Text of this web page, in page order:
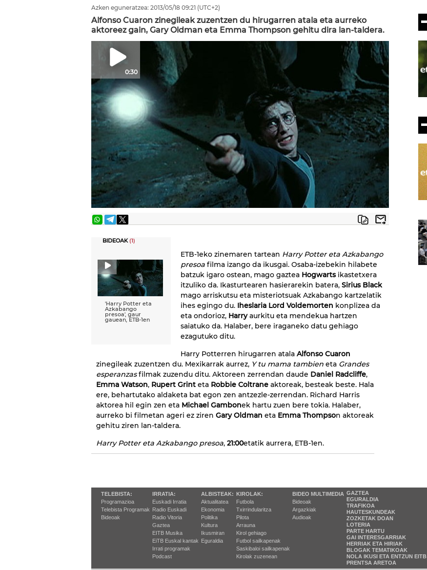
Azken eguneratzea: 2013/05/18 09:21 (UTC+2)
Alfonso Cuaron zinegileak zuzentzen du hirugarren atala eta aurreko
aktoreez gain, Gary Oldman eta Emma Thompson gehitu dira lan-taldera.
0:30
BIDEOAK(1)
'Harry Potter eta
Azkabango
presoa', gaur
gauean, ETB-1en
ETB-1eko zinemaren tartean Harry Potter eta Azkabango
presoa filma izango da ikusgai. Osaba-izebekin hilabete
batzuk igaro ostean, mago gaztea Hogwartsikastetxera
itzuliko da. Ikasturtearen hasierarekin batera, Sirius Black
mago arriskutsu eta misteriotsuak Azkabango kartzelatik
ihes egingo du. Iheslaria Lord Voldemorten konplizea da
eta ondorioz, Harryaurkitu eta mendekua hartzen
saiatuko da. Halaber, bere iraganeko datu gehiago
ezagutuko ditu.
Harry Potterren hirugarren atala Alfonso Cuaron
zinegileak zuzentzen du. Mexikarrak aurrez, Y tu mama tambien eta Grandes
esperanzasfilmak zuzendu ditu. Aktoreen zerrendan daude Daniel Radcliffe,
Emma Watson, Rupert Grint eta Robbie Coltrane aktoreak, besteak beste. Hala
ere, behartutako aldaketa bat egon zen antzezle-zerrendan. Richard Harris
aktorea hil egin zen eta Michael Gambonek hartu zuen bere tokia. Halaber,
aurreko bi filmetan ageri ez ziren Gary Oldman eta Emma Thompson aktoreak
gehitu ziren lan-taldera.
Harry Potter eta Azkabango presoa, 21:00etatik aurrera, ETB-1en.
TELEBISTA:
Programazioa
Telebista Programak
Bideoak
IRRATIA:
Euskadi Irratia
Radio Euskadi
Radio Vitoria
Gaztea
EITB Musika
EiTB Euskal kantak
Irrati programak
Podcast
ALBISTEAK:
Aktualitatea
Ekonomia
Politika
Kultura
Ikusmiran
Eguraldia
KIROLAK:
Futbola
Txirrindularitza
Pilota
Arrauna
Kirol gehiago
Futbol sailkapenak
Saskibaloi sailkapenak
Kirolak zuzenean
BIDEO MULTIMEDIA
Bideoak
Argazkiak
Audioak
GAZTEA
EGURALDIA
TRAFIKOA
HAUTESKUNDEAK
ZOZKETAK DOAN
LOTERIA
PARTE HARTU
GAI INTERESGARRIAK
HERRIAK ETA HIRIAK
BLOGAK TEMATIKOAK
NOLA IKUSI ETA ENTZUN EITB
PRENTSA ARETOA